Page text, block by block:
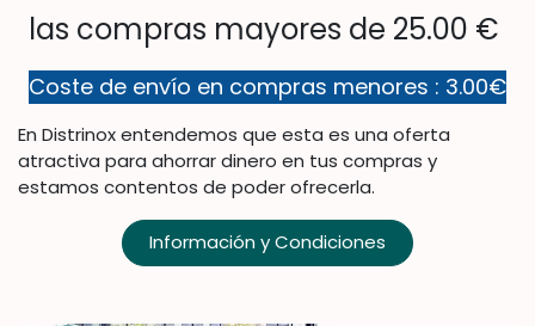
las compras mayores de 25.00 €
Coste de envío en compras menores : 3.00€
En Distrinox entendemos que esta es una oferta
atractiva para ahorrar dinero en tus compras y
estamos contentos de poder ofrecerla.
Información y Condiciones